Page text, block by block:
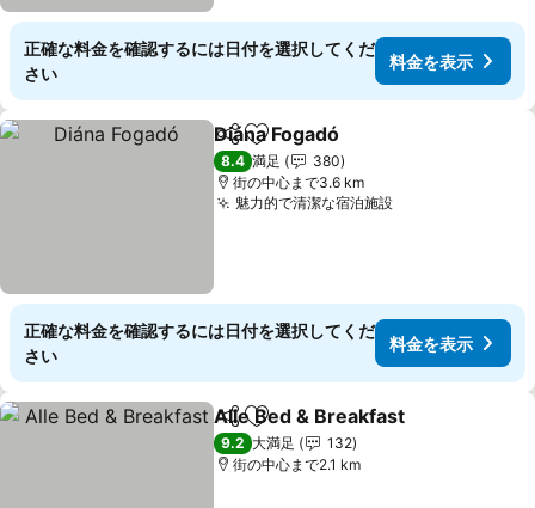
正確な料金を確認するには日付を選択してくだ
さい
料金を表示
シェアお気に入りに追加
Diána Fogadó
8.4 満足
380
街の中心まで3.6 km
魅力的で清潔な宿泊施設料金を表示
正確な料金を確認するには日付を選択してくだ
さい
料金を表示
シェアお気に入りに追加
Alle Bed & Breakfast
9.2 大満足
132
街の中心まで2.1 km